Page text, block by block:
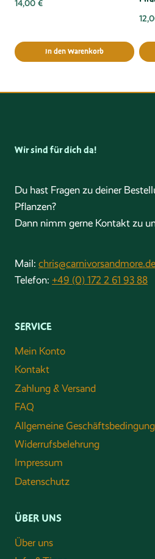
14,00 €
In den Warenkorb
Wir sind für dich da!
Du hast Fragen zu deiner
Pflanzen?
Dann nimm gerne Kontakt zu
Mail: chris@carnivorsandmore.de
Telefon: +49 (0) 172 2 61 93 88
SERVICE
Mein Konto
Kontakt
Zahlung & Versand
FAQ
Allgemeine
Widerrufsbelehrung
Impressum
Datenschutz
ÜBER UNS
Über uns